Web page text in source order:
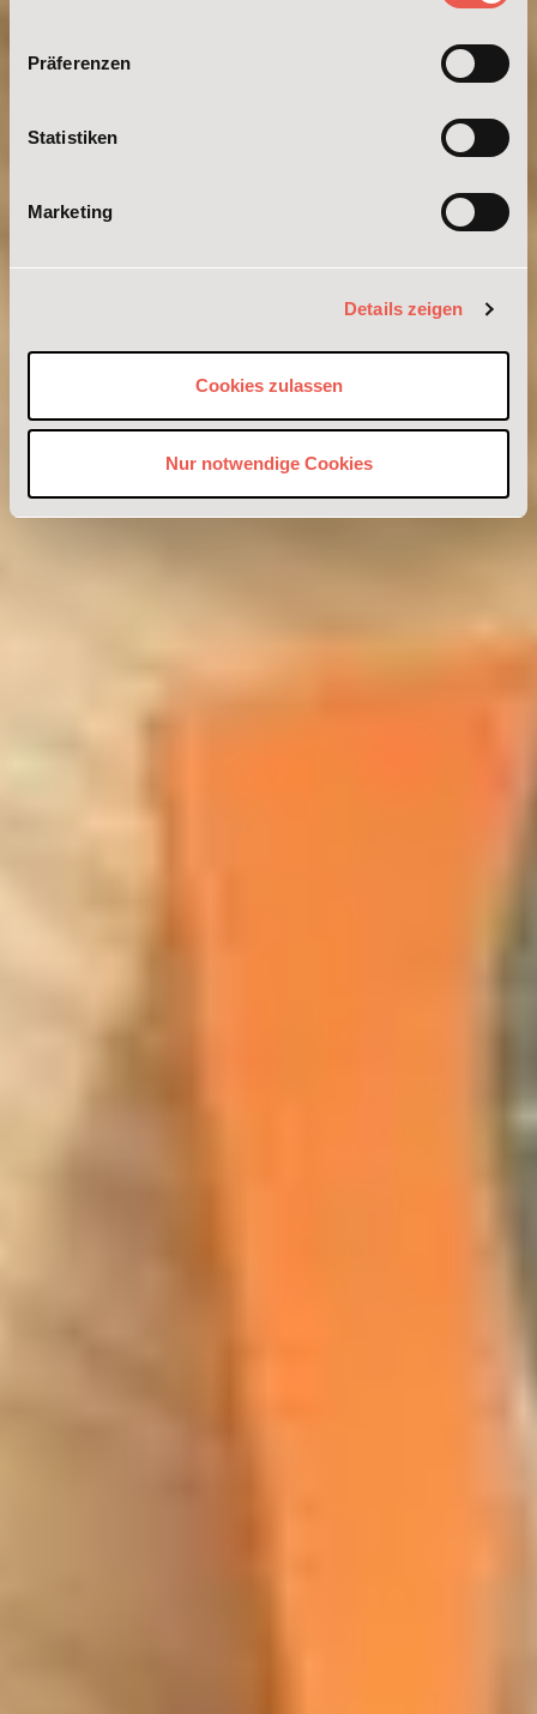
Präferenzen
Statistiken
Marketing
Details zeigen
Cookies zulassen
Nur notwendige Cookies